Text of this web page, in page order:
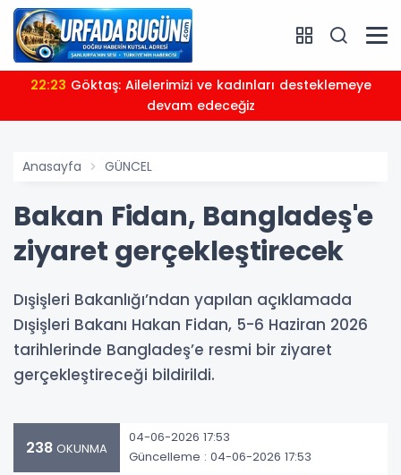
22:23
devam edeceğiz
Anasayfa GÜNCEL
Bakan Fidan, Bangladeş'e
ziyaret gerçekleştirecek
Dışişleri Bakanlığı’ndan yapılan açıklamada
Dışişleri Bakanı Hakan Fidan, 5-6 Haziran 2026
tarihlerinde Bangladeş’e resmi bir ziyaret
gerçekleştireceği bildirildi.
238 OKUNMA
04-06-2026 17:53
Güncelleme : 04-06-2026 17:53